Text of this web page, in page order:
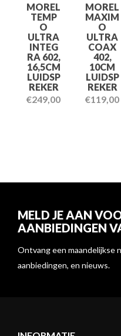
MOREL
TEMP
O
ULTRA
INTEG
RA 602,
16,5CM
LUIDSP
REKER
€249,00
MOREL
MAXIM
O
ULTRA
COAX
402,
10CM
LUIDSP
REKER
€119,00
MELD JE AAN
AANBIEDINGEN
Ontvang een maandelijkse
aanbiedingen, en nieuws.